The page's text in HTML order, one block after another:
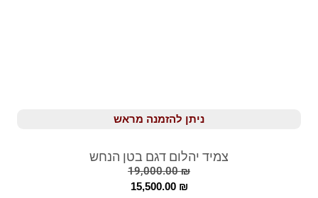
ניתן להזמנה מראש
צמיד יהלום דגם בטן הנחש
19,000.00₪
15,500.00 ₪